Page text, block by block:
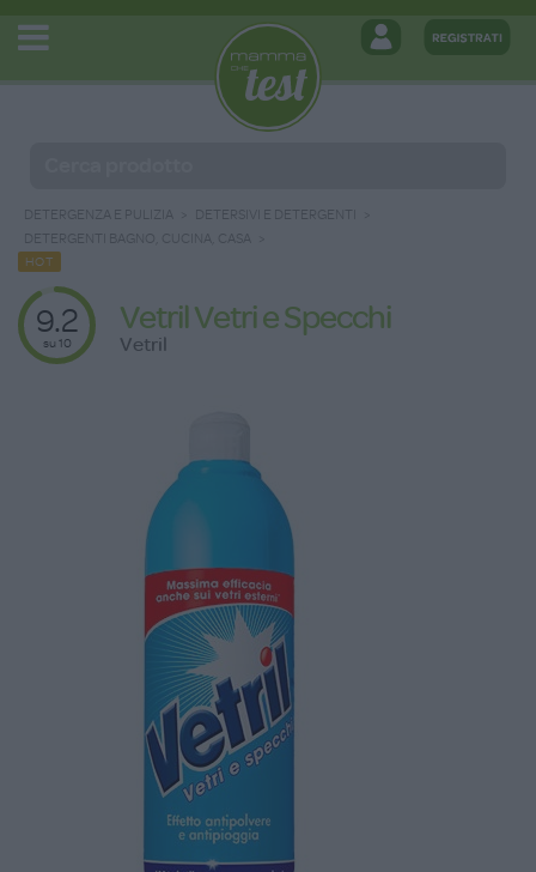
DETERGENZA E PULIZIA
DETERSIVI E DETERGENTI
DETERGENTI BAGNO, CUCINA, CASA
HOT
9.2
su 10
Vetril Vetri e Specchi
Vetril